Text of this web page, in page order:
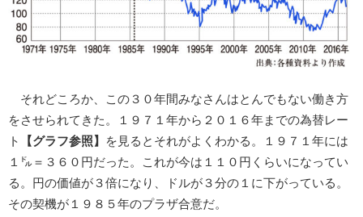
それどころか、この３０年間みなさんはとんでもない働き方
をさせられてきた。１９７１年から２０１６年までの為替レー
ト
【グラフ参照】
を見るとそれがよくわかる。１９７１年には
１㌦＝３６０円だった。これが今は１１０円くらいになってい
る。円の価値が３倍になり、ドルが３分の１に下がっている。
その契機が１９８５年のプラザ合意だ。